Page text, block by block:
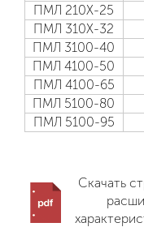
ПМЛ 210Х-25
ПМЛ 310Х-32
ПМЛ 3100-40
ПМЛ 4100-50
ПМЛ 4100-65
ПМЛ 5100-80
ПМЛ 5100-95
Скачать